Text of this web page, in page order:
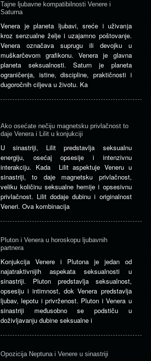
Tajne ljubavne kompatibilnosti Venere i
Saturna
Venera je planeta ljubavi, sreće i uživanja
kroz senzualne želje i uzajamno poštovanje.
Venera označava suprugu ili devojku u
muškarčevom grafikonu. Venera je glavna
planeta seksualnosti. Saturn je planeta
ograničenja, istine, discipline, praktičnosti i
dugoročnih ciljeva u životu. Ka
Ako osećate nečiju magnetsku privlačnost to
daje Venera i Lilit u konjukciji
U sinastriji, Lilit predstavlja seksualnu
energiju, osećaj opsesije i intenzivnu
interakciju. Kada Lilit aspektuje Veneru u
sinastriji, to daje magnetsku privlačnost,
veliku količinu seksualne hemije i opsesivnu
privlačnost. Lilit dodaje dubinu i originalnost
Veneri. Ova kombinacija
Pluton i Venera u horoskopu ljubavnih
partnera
Konjukcija Venere i Plutona je jedan od
najatraktivnijih aspekata seksualnosti u
sinastriji. Pluton predstavlja seksualnost,
opsesiju i intimnost, dok Venera predstavlja
ljubav, lepotu i privrženost. Pluton i Venera u
sinastriji međusobno se podstiču u
doživljavanju dubine seksualne i
Opozicija Neptuna i Venere u sinastriji